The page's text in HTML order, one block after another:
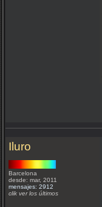
Iluro
Barcelona
desde: mar, 2011
mensajes: 2912
clik ver los últimos